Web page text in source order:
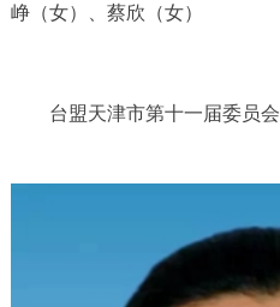
峥（女）、蔡欣（女）
台盟天津市第十一届委员会